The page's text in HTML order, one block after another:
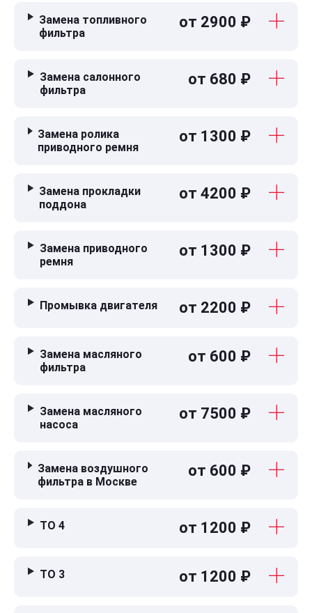
Замена топливного
фильтра
от 2900 ₽
Замена салонного
фильтра
от 680 ₽
Замена ролика
приводного ремня
от 1300 ₽
Замена прокладки
поддона
от 4200 ₽
Замена приводного
ремня
от 1300 ₽
Промывка двигателя от 2200 ₽
Замена масляного
фильтра
от 600 ₽
Замена масляного
насоса
от 7500 ₽
Замена воздушного
фильтра в Москве
от 600 ₽
ТО 4 от 1200 ₽
ТО 3 от 1200 ₽